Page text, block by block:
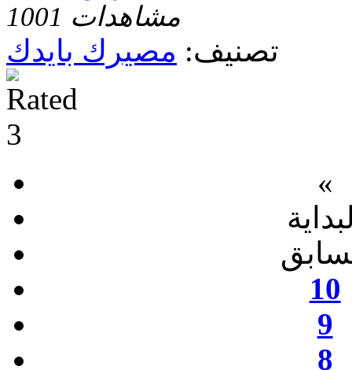
1001 مشاهدات
تصنيف: مصيرك بايدك
«
10
9
8